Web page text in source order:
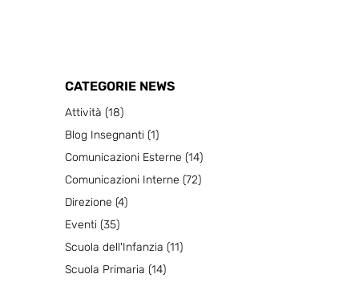
CATEGORIE NEWS
Attività (18)
Blog Insegnanti(1)
Comunicazioni Esterne (14)
Comunicazioni Interne (72)
Direzione (4)
Eventi(35)
Scuola dell'Infanzia (11)
Scuola Primaria (14)